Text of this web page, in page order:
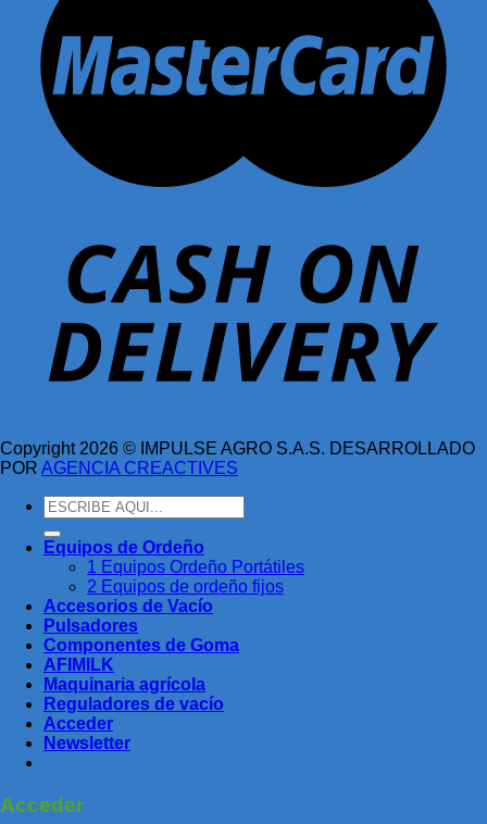
Copyright 2026 © IMPULSE AGRO S.A.S. DESARROLLADO
POR AGENCIA CREACTIVES
Buscar
por:
Equipos de Ordeño
1 Equipos Ordeño Portátiles
2 Equipos de ordeño fijos
Accesorios de Vacío
Pulsadores
Componentes de Goma
AFIMILK
Maquinaria agrícola
Reguladores de vacío
Acceder
Newsletter
Acceder